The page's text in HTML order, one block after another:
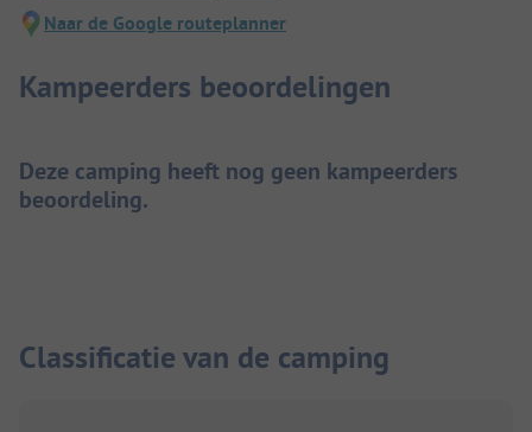
Naar de Google routeplanner
Kampeerders beoordelingen
Deze camping heeft nog geen kampeerders
beoordeling.
Classificatie van de camping